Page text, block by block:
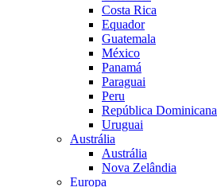
Costa Rica
Equador
Guatemala
México
Panamá
Paraguai
Peru
República Dominicana
Uruguai
Austrália
Austrália
Nova Zelândia
Europa